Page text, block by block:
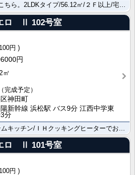
ロ Ⅱ 102号室
円
円
㎡
（完成予定）
神田町
新幹線 浜松駅 バス9分 江西中学東
分
ロ Ⅱ 101号室
円